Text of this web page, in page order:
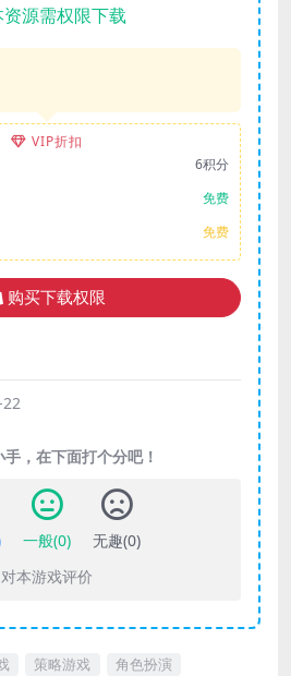
资源需权限下载
VIP折扣
6积分
免费
免费
购买下载权限
，在下面打个分吧！
一般(0) 无趣(0)
对本游戏评价
策略游戏 角色扮演